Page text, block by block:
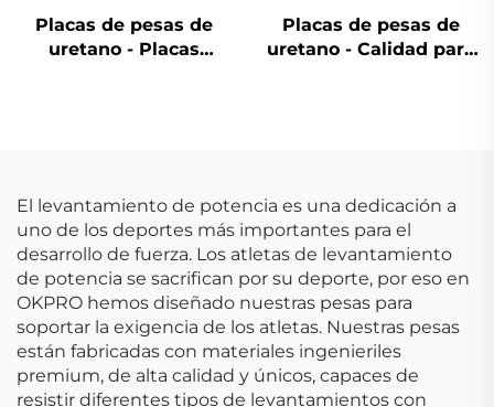
Placas de pesas de
uretano - Placas
Placas de pesas de
uretano - Calidad para
El levantamiento de potencia es una dedicación a
uno de los deportes más importantes para el
desarrollo de fuerza. Los atletas de levantamiento
de potencia se sacrifican por su deporte, por eso en
OKPRO hemos diseñado nuestras pesas para
soportar la exigencia de los atletas. Nuestras pesas
están fabricadas con materiales ingenieriles
premium, de alta calidad y únicos, capaces de
resistir diferentes tipos de levantamientos con